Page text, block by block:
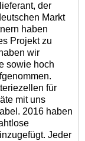
der
Markt
haben
Projekt zu
wir
sowie hoch
für
mit uns
2016 haben
Jeder